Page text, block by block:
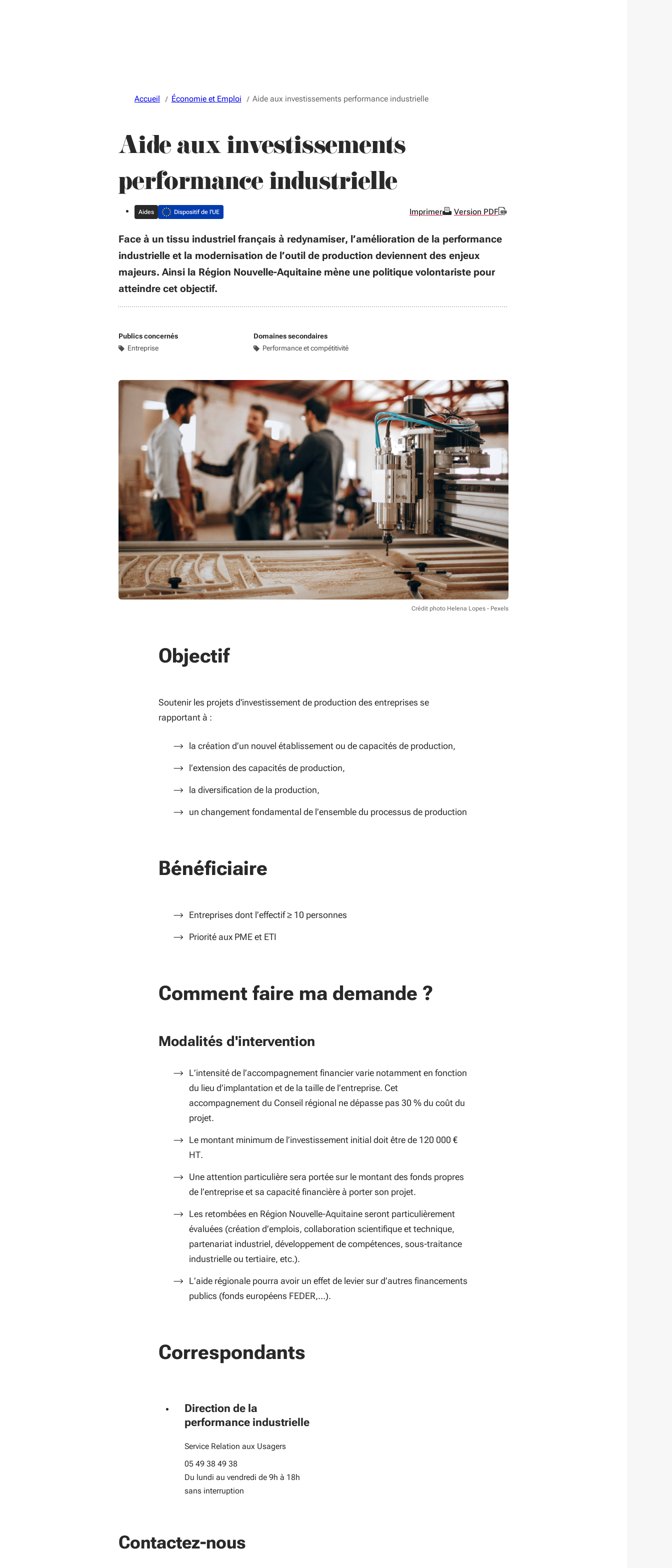
Accueil Économie et Emploi Aide aux investissements performance industrielle
Aide aux investissements
performance industrielle
Aides Dispositif de l'UE Imprimer Version PDF
Face à un tissu industriel français à redynamiser, l’amélioration de la performance
industrielle et la modernisation de l’outil de production deviennent des enjeux
majeurs. Ainsi la Région Nouvelle-Aquitaine mène une politique volontariste pour
atteindre cet objectif.
Publics concernés
Entreprise
Domaines secondaires
Performance et compétitivité
Crédit photo Helena Lopes - Pexels
Objectif
Soutenir les projets d'investissement de production des entreprises se
rapportant à :
la création d’un nouvel établissement ou de capacités de production,
l’extension des capacités de production,
la diversification de la production,
un changement fondamental de l’ensemble du processus de production
Bénéficiaire
Entreprises dont l’effectif ≥ 10 personnes
Priorité aux PME et ETI
Comment faire ma demande ?
Modalités d'intervention
L’intensité de l’accompagnement financier varie notamment en fonction
du lieu d’implantation et de la taille de l’entreprise. Cet
accompagnement du Conseil régional ne dépasse pas 30 % du coût du
projet.
Le montant minimum de l’investissement initial doit être de 120 000 €
HT.
Une attention particulière sera portée sur le montant des fonds propres
de l’entreprise et sa capacité financière à porter son projet.
Les retombées en Région Nouvelle-Aquitaine seront particulièrement
évaluées (création d’emplois, collaboration scientifique et technique,
partenariat industriel, développement de compétences, sous-traitance
industrielle ou tertiaire, etc.).
L’aide régionale pourra avoir un effet de levier sur d’autres financements
publics (fonds européens FEDER,…).
Correspondants
Direction de la
performance industrielle
Service Relation aux Usagers
05 49 38 49 38
Du lundi au vendredi de 9h à 18h
sans interruption
Contactez-nous